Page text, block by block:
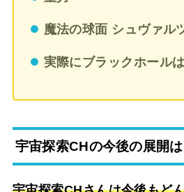
魔法の球面 シュヴァル
実際にブラックホール
宇宙探索CHの今後の展開は